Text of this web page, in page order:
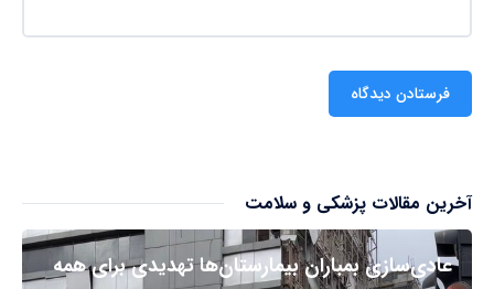
آخرین مقالات پزشکی و سلامت
عادی‌سازی بمباران بیمارستان‌ها تهدیدی برای همه